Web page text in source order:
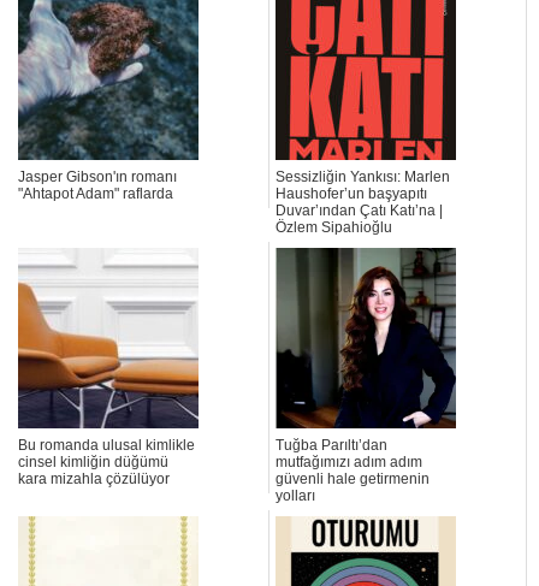
Jasper Gibson'ın romanı
"Ahtapot Adam" raflarda
Sessizliğin Yankısı: Marlen
Haushofer’un başyapıtı
Duvar’ından Çatı Katı’na |
Özlem Sipahioğlu
Bu romanda ulusal kimlikle
cinsel kimliğin düğümü
kara mizahla çözülüyor
Tuğba Parıltı’dan
mutfağımızı adım adım
güvenli hale getirmenin
yolları